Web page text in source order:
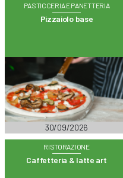
PASTICCERIA E PANETTERIA
Pizzaiolo base
30/09/2026
RISTORAZIONE
Caffetteria & latte art